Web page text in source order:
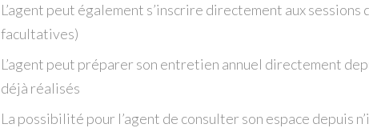
L’agent peut également s’inscrire directement aux
facultatives)
L’agent peut préparer son entretien annuel directement
déjà réalisés
La possibilité pour l’agent de consulter son espace